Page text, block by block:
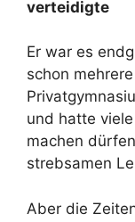
verteidigte
Er war es
schon
und hatte
machen
strebsamen
Aber die